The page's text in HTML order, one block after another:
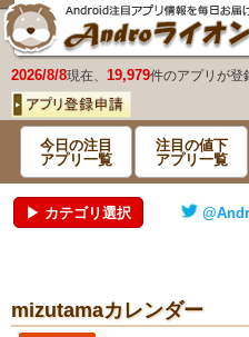
2026/8/8現在、 19,979件のアプリが登
今日の注目
アプリ一覧
注目の値下
アプリ一覧
▶ カテゴリ選択
mizutamaカレンダー